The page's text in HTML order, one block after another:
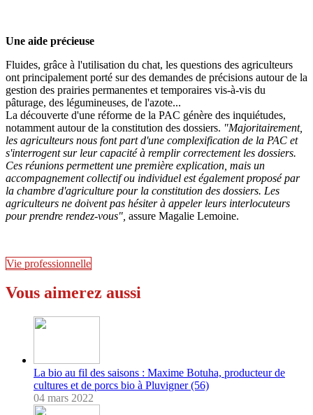
Une aide précieuse
Fluides, grâce à l'utilisation du chat, les questions des agriculteurs
ont principalement porté sur des demandes de précisions autour de la
gestion des prairies permanentes et temporaires vis-à-vis du
pâturage, des légumineuses, de l'azote...
La découverte d'une réforme de la PAC génère des inquiétudes,
notamment autour de la constitution des dossiers. "Majoritairement,
les agriculteurs nous font part d'une complexification de la PAC et
s'interrogent sur leur capacité à remplir correctement les dossiers.
Ces réunions permettent une première explication, mais un
accompagnement collectif ou individuel est également proposé par
la chambre d'agriculture pour la constitution des dossiers. Les
agriculteurs ne doivent pas hésiter à appeler leurs interlocuteurs
pour prendre rendez-vous", assure Magalie Lemoine.
Vie professionnelle
Vous aimerez aussi
La bio au fil des saisons : Maxime Botuha, producteur de
cultures et de porcs bio à Pluvigner (56)
04 mars 2022